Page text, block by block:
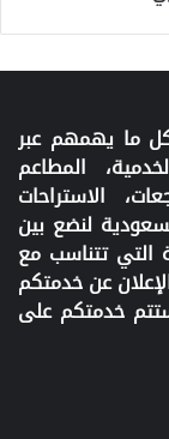
ما يهمهم عبر
المطاعم
الاستراحات
لنضع بين
التي تتناسب مع
عن خدمتكم
خدمتكم على